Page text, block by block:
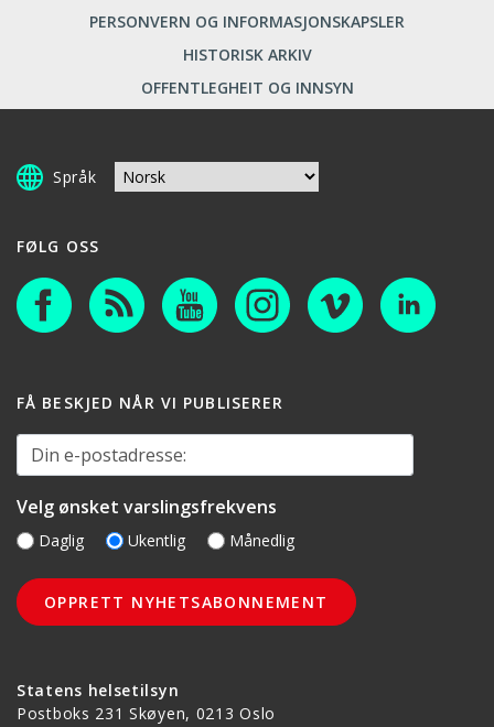
PERSONVERN OG INFORMASJONSKAPSLER
HISTORISK ARKIV
OFFENTLEGHEIT OG INNSYN
Språk
Statens helsetilsyn
Postboks 231 Skøyen, 0213 Oslo
FØLG OSS
FÅ BESKJED NÅR VI PUBLISERER
Din e-postadresse:
Velg ønsket varslingsfrekvens
Daglig Ukentlig Månedlig